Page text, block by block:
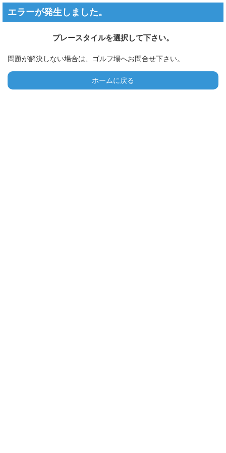
エラーが発生しました。
プレースタイルを選択して下さい。
問題が解決しない場合は、ゴルフ場へお問合せ下さい。
ホームに戻る